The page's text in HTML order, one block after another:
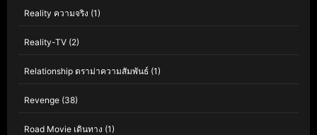
Reality ความจริง (1)
Reality-TV (2)
Relationship ดราม่าความสัมพันธ์ (1)
Revenge (38)
Road Movie เดินทาง (1)